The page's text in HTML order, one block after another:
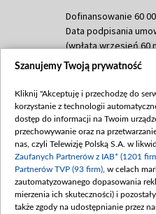
Dofinansowanie 60
Data podpisania
(wpłata wrzesień 60
Dofinansowanie 635
(wpłata wrzesień
mln, listopad 265 mln)
Dofinansowanie 48
Data podpisania
(wpłata grudzień
Dofinansowanie 900
Data podpisania
Szanujemy Twoją prywatność
Kliknij "Akceptuję i przechodzę do
korzystanie z technologii
dostęp do informacji na Twoim
przechowywanie oraz na
nas, czyli Telewizję Polską S.A. w
Zaufanych Partnerów z IAB* (1201
Partnerów TVP (93 firm) , w celach
zautomatyzowanego dopasowania
mierzenia ich skuteczności) i
także zgody na udostępnianie przez